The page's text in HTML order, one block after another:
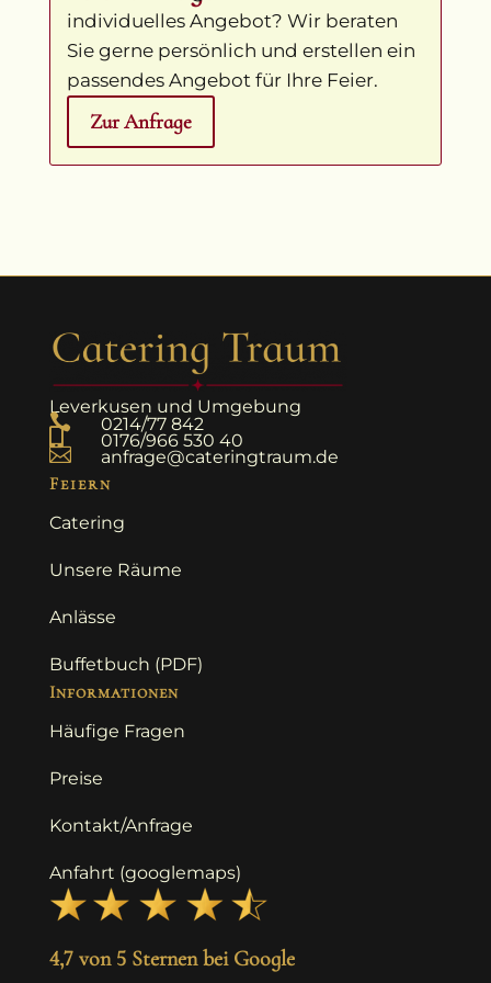
individuelles Angebot? Wir beraten
Sie gerne persönlich und erstellen ein
passendes Angebot für Ihre Feier.
Zur Anfrage
Leverkusen und Umgebung
 0214/77 842
 0176/966 530 40
 anfrage@cateringtraum.de
Feiern
Catering
Unsere Räume
Anlässe
Buffetbuch (PDF)
Informationen
Häufige Fragen
Preise
Kontakt/Anfrage
Anfahrt (googlemaps)
4,7 von 5 Sternen bei Google